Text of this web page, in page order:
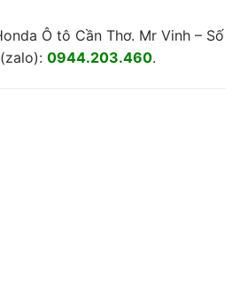
Ô tô Cần Thơ. Mr Vinh – Số
0944.203.460.